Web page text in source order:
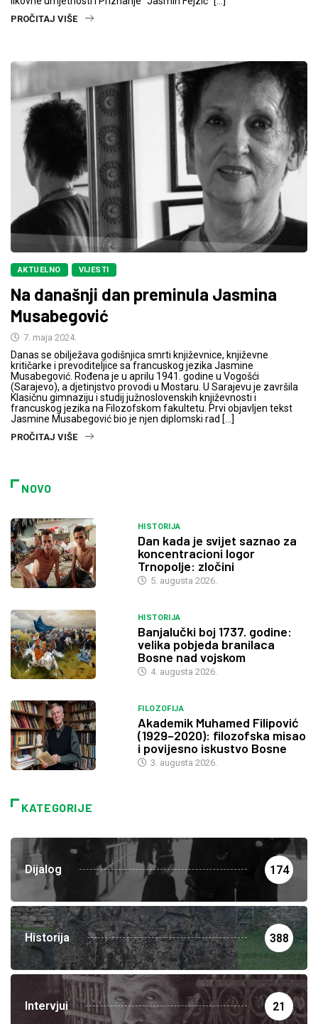
PROČITAJ VIŠE
AKTUELNO VIJESTI
Na današnji dan preminula Jasmina
Musabegović
7. maja 2024.
Danas se obilježava godišnjica smrti književnice, književne
kritičarke i prevoditeljice sa francuskog jezika Jasmine
Musabegović. Rođena je u aprilu 1941. godine u Vogošći
(Sarajevo), a djetinjstvo provodi u Mostaru. U Sarajevu je završila
Klasičnu gimnaziju i studij južnoslovenskih književnosti i
francuskog jezika na Filozofskom fakultetu. Prvi objavljen tekst
Jasmine Musabegović bio je njen diplomski rad […]
PROČITAJ VIŠE
NOVO
HISTORIJA
Dan kada je svijet saznao za
koncentracioni logor
Trnopolje: zločini
5. augusta 2026.
HISTORIJA
Banjalučki boj 1737. godine:
velika pobjeda branilaca
Bosne nad vojskom
4. augusta 2026.
FILOZOFIJA
Akademik Muhamed Filipović
(1929–2020): filozofska misao
i povijesno iskustvo Bosne
3. augusta 2026.
KATEGORIJE
Dijalog 174
Historija 388
Intervjui 21